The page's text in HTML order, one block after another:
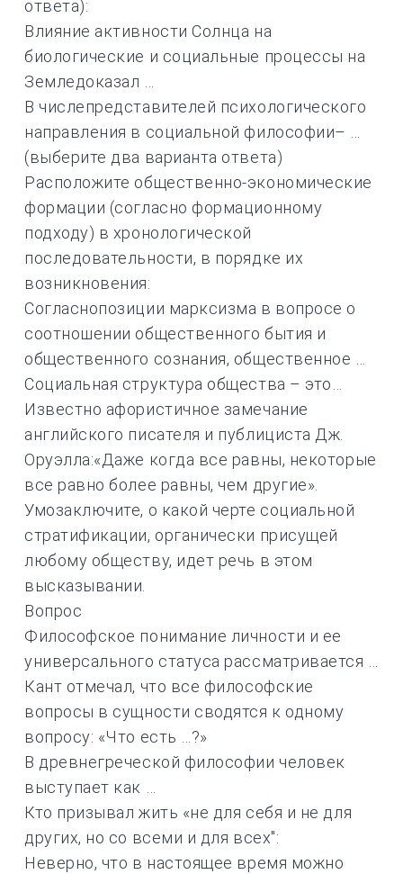
ответа):
Влияние активности Солнца на
биологические и социальные процессы на
Земледоказал …
В числепредставителей психологического
направления в социальной философии– …
(выберите два варианта ответа)
Расположите общественно-экономические
формации (согласно формационному
подходу) в хронологической
последовательности, в порядке их
возникновения:
Согласнопозиции марксизма в вопросе о
соотношении общественного бытия и
общественного сознания, общественное …
Социальная структура общества – это…
Известно афористичное замечание
английского писателя и публициста Дж.
Оруэлла:«Даже когда все равны, некоторые
все равно более равны, чем другие».
Умозаключите, о какой черте социальной
стратификации, органически присущей
любому обществу, идет речь в этом
высказывании.
Вопрос
Философское понимание личности и ее
универсального статуса рассматривается …
Кант отмечал, что все философские
вопросы в сущности сводятся к одному
вопросу: «Что есть …?»
В древнегреческой философии человек
выступает как …
Кто призывал жить «не для себя и не для
других, но со всеми и для всех":
Неверно, что в настоящее время можно